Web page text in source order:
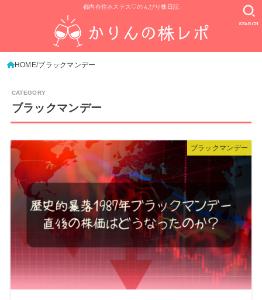
都内在住ホステス♡のんびり株日記
SEARCH
HOME ブラックマンデー
ブラックマンデー
ブラックマンデー